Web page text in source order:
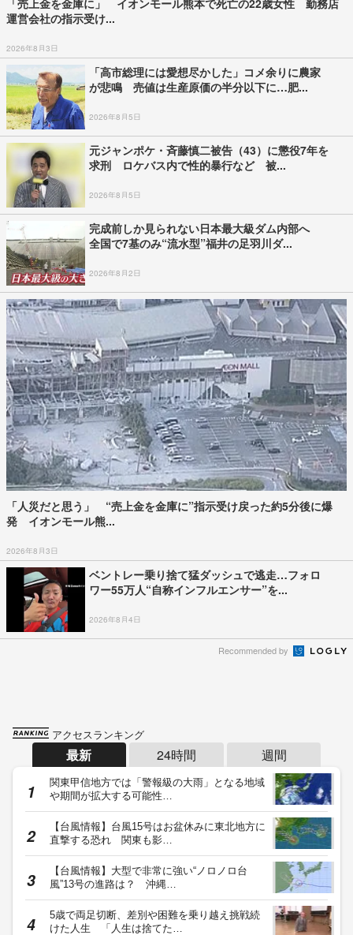
運営会社の指示受け...
2026年8月3日
「高市総理には愛想尽かした」コメ余りに農家
が悲鳴 売値は生産原価の半分以下に…肥...
2026年8月5日
元ジャンポケ・斉藤慎二被告（43）に懲役7年を
求刑 ロケバス内で性的暴行など 被...
2026年8月5日
完成前しか見られない日本最大級ダム内部へ
全国で7基のみ“流水型”福井の足羽川ダ...
2026年8月2日
「人災だと思う」 “売上金を金庫に”指示受け戻った約5分後に爆
発 イオンモール熊...
2026年8月3日
ベントレー乗り捨て猛ダッシュで逃走…フォロ
ワー55万人“自称インフルエンサー”を...
2026年8月4日
Recommended by
アクセスランキング
最新 24時間 週間
関東甲信地方では「警報級の大雨」となる地域
や期間が拡大する可能性…
【台風情報】台風15号はお盆休みに東北地方に
直撃する恐れ 関東も影…
【台風情報】大型で非常に強い“ノロノロ台
風”13号の進路は？ 沖縄…
5歳で両足切断、差別や困難を乗り越え挑戦続
けた人生 「人生は捨てた…